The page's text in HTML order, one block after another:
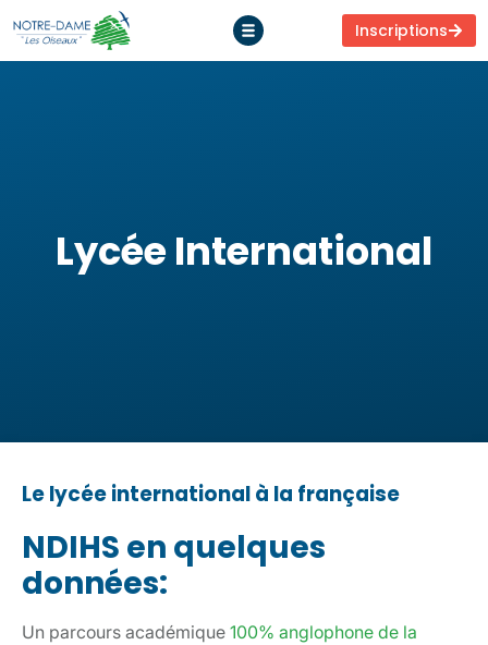
Inscriptions
Lycée International
Le lycée international à la française
NDIHS en quelques
données:
Un parcours académique 100% anglophone de la